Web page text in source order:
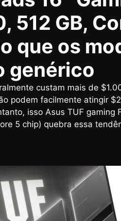
512 GB,
que os
genérico
custam mais de
podem facilmente atingir
isso Asus TUF gaming
5 chip) quebra essa